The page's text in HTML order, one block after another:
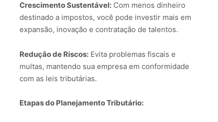
Crescimento Sustentável: Com menos dinheiro
destinado a impostos, você pode investir mais em
expansão, inovação e contratação de talentos.
Redução de Riscos: Evita problemas fiscais e
multas, mantendo sua empresa em conformidade
com as leis tributárias.
Etapas do Planejamento Tributário: